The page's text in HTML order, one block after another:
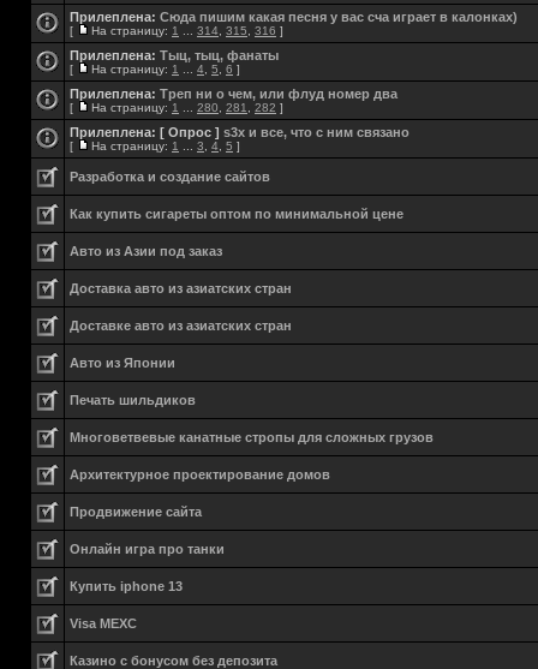
Прилеплена: Сюда пишим какая песня у вас сча играет в калонках)
[ На страницу: 1 314 315 316 ]
Прилеплена: Тыц, тыц, фанаты
[ На страницу: 1 4 5 6 ]
Прилеплена: Треп ни о чем, или флуд номер два
[ На страницу: 1 280 281 282 ]
Прилеплена: [ Опрос ] s3x и все, что с ним связано
[ На страницу: 1 3 4 5 ]
Разработка и создание сайтов
Как купить сигареты оптом по минимальной цене
Авто из Азии под заказ
Доставка авто из азиатских стран
Доставке авто из азиатских стран
Авто из Японии
Печать шильдиков
Многоветвевые канатные стропы для сложных грузов
Aрхитектурное проектирование домов
Продвижение сайта
Онлайн игра про танки
Купить iphone 13
Visa MEXC
Казино с бонусом без депозита